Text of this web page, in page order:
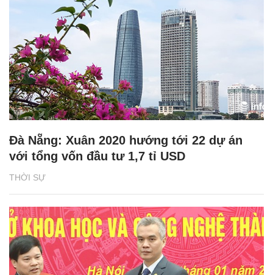
THỜI SỰ
Đà Nẵng: Xuân 2020 hướng tới 22 dự án
với tổng vốn đầu tư 1,7 tỉ USD